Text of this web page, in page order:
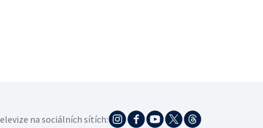
na sociálních sítích: